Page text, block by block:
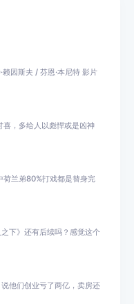
因斯夫 / 芬恩·本尼特 影片
，多给人以彪悍或是凶神
荷兰弟80%打戏都是替身完
下》还有后续吗？感觉这个
他们创业亏了两亿，卖房还